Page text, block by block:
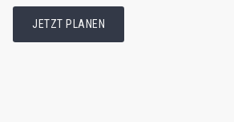
JETZT PLANEN